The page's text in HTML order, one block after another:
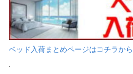
ベッド入荷まとめページはコチラから
.